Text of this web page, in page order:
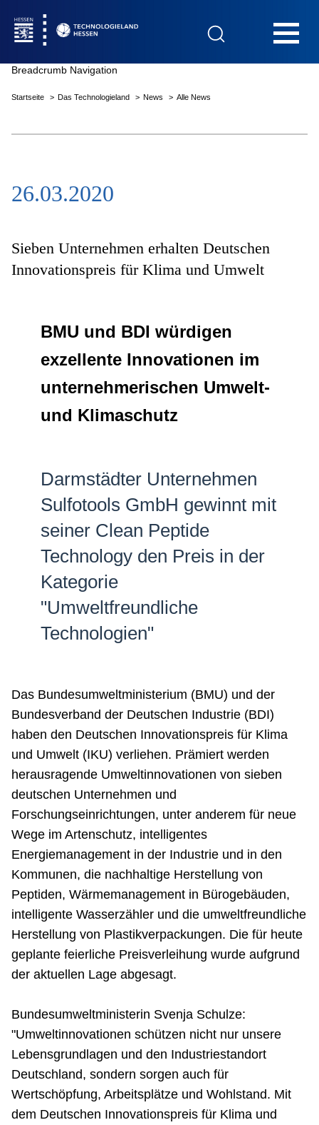
Das Technologieland
Innovationsfelder
Netzwerke
Breadcrumb Navigation
Startseite Das Technologieland News Alle News
26.03.2020
Sieben Unternehmen erhalten Deutschen
Innovationspreis für Klima und Umwelt
BMU und BDI würdigen
exzellente Innovationen im
unternehmerischen Umwelt-
und Klimaschutz
Darmstädter Unternehmen
Sulfotools GmbH gewinnt mit
seiner Clean Peptide
Technology den Preis in der
Kategorie
"Umweltfreundliche
Technologien"
Das Bundesumweltministerium (BMU) und der
Bundesverband der Deutschen Industrie (BDI)
haben den Deutschen Innovationspreis für Klima
und Umwelt (IKU) verliehen. Prämiert werden
herausragende Umweltinnovationen von sieben
deutschen Unternehmen und
Forschungseinrichtungen, unter anderem für neue
Wege im Artenschutz, intelligentes
Energiemanagement in der Industrie und in den
Kommunen, die nachhaltige Herstellung von
Peptiden, Wärmemanagement in Bürogebäuden,
intelligente Wasserzähler und die umweltfreundliche
Herstellung von Plastikverpackungen. Die für heute
geplante feierliche Preisverleihung wurde aufgrund
der aktuellen Lage abgesagt.
Bundesumweltministerin Svenja Schulze:
"Umweltinnovationen schützen nicht nur unsere
Lebensgrundlagen und den Industriestandort
Deutschland, sondern sorgen auch für
Wertschöpfung, Arbeitsplätze und Wohlstand. Mit
dem Deutschen Innovationspreis für Klima und